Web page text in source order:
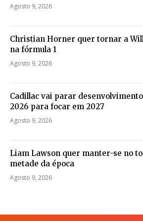
Agosto 9, 2026
Christian Horner quer tornar a
na fórmula 1
Agosto 9, 2026
Cadillac vai parar
2026 para focar em 2027
Agosto 9, 2026
Liam Lawson quer manter-se no
metade da época
Agosto 9, 2026